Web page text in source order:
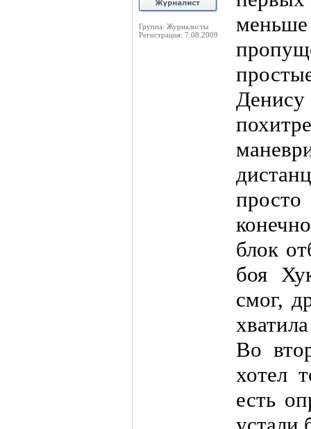
Группа: Журналисты
Регистрация: 7.08.2009
блок
боя
смог,
Во
хотел
есть